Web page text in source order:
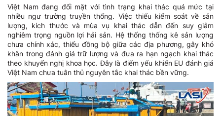
Việt Nam đang đối mặt với tình trạng khai thác quá mức tại
nhiều ngư trường truyền thống. Việc thiếu kiểm soát về sản
lượng, kích thước và mùa vụ khai thác dẫn đến suy giảm
nghiêm trọng nguồn lợi hải sản. Hệ thống thống kê sản lượng
chưa chính xác, thiếu đồng bộ giữa các địa phương, gây khó
khăn trong đánh giá trữ lượng và đưa ra hạn ngạch khai thác
theo khuyến nghị khoa học. Đây là điểm yếu khiến EU đánh giá
Việt Nam chưa tuân thủ nguyên tắc khai thác bền vững.